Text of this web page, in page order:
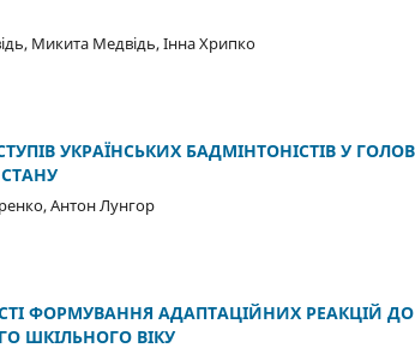
Микита Медвідь, Інна Хрипко
УКРАЇНСЬКИХ БАДМІНТОНІСТІВ У
Антон Лунгор
ФОРМУВАННЯ АДАПТАЦІЙНИХ РЕАКЦІЙ
ШКІЛЬНОГО ВІКУ